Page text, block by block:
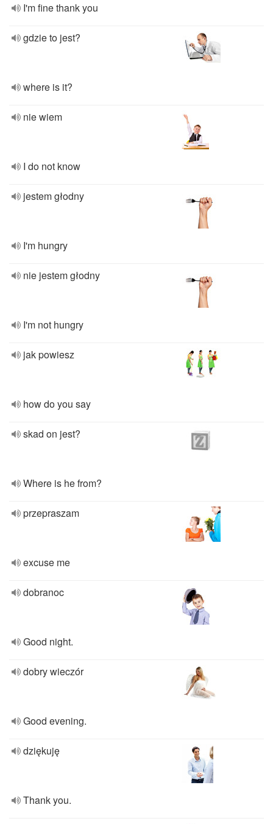
I'm fine thank you
gdzie to jest?
where is it?
nie wiem
I do not know
jestem głodny
I'm hungry
nie jestem głodny
I'm not hungry
jak powiesz
how do you say
skad on jest?
Where is he from?
przepraszam
excuse me
dobranoc
Good night.
dobry wieczór
Good evening.
dziękuję
Thank you.